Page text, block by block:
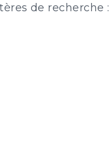
de recherche :